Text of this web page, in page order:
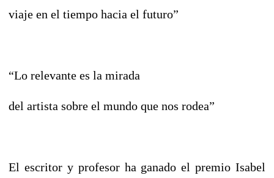
viaje en el tiempo hacia el futuro”
“Lo relevante es la mirada
del artista sobre el mundo que nos rodea”
El escritor y profesor ha ganado el premio Isabel